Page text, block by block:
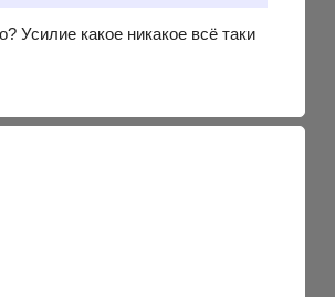
Усилие какое никакое всё таки